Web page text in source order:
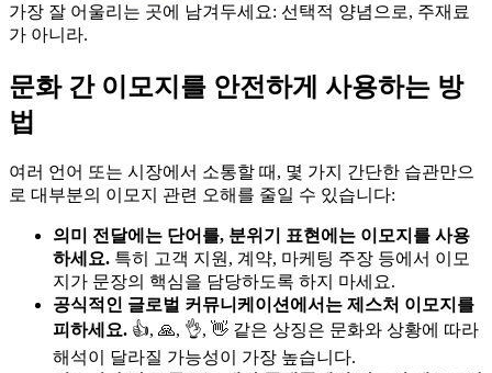
가장 잘 어울리는 곳에 남겨두세요: 선택적 양념으로, 주재료
가 아니라.
문화 간 이모지를 안전하게 사용하는 방
법
여러 언어 또는 시장에서 소통할 때, 몇 가지 간단한 습관만으
로 대부분의 이모지 관련 오해를 줄일 수 있습니다:
의미 전달에는 단어를, 분위기 표현에는 이모지를 사용
하세요. 특히 고객 지원, 계약, 마케팅 주장 등에서 이모
지가 문장의 핵심을 담당하도록 하지 마세요.
공식적인 글로벌 커뮤니케이션에서는 제스처 이모지를
피하세요. 👍, 🙏, 👌, 👋 같은 상징은 문화와 상황에 따라
해석이 달라질 가능성이 가장 높습니다.